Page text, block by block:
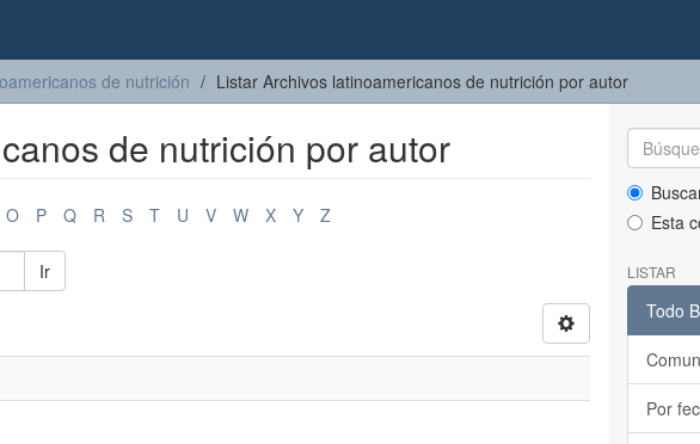
de nutrición Listar Archivos latinoamericanos de nutrición por autor
de nutrición por autor
O P Q R S T U V W X Y Z
Ir
Esta
LISTAR
Todo
Por